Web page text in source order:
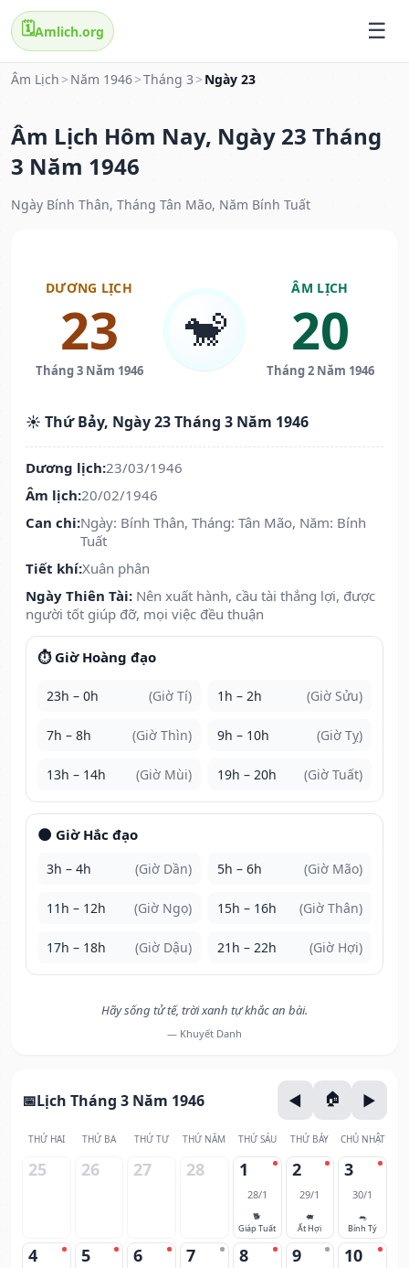
🗓️Amlich.org
Âm Lịch > Năm 1946>Tháng 3 > Ngày 23
Âm Lịch Hôm Nay, Ngày 23 Tháng
3 Năm 1946
Ngày Bính Thân, Tháng Tân Mão, Năm Bính Tuất
DƯƠNG LỊCH
23
Tháng 3 Năm 1946
🐒
ÂM LỊCH
20
Tháng 2 Năm 1946
☀️ Thứ Bảy, Ngày 23 Tháng 3 Năm 1946
Dương lịch:23/03/1946
Âm lịch:20/02/1946
Can chi:Ngày: Bính Thân, Tháng: Tân Mão, Năm: Bính
Tuất
Tiết khí:Xuân phân
Ngày Thiên Tài: Nên xuất hành, cầu tài thắng lợi, được
người tốt giúp đỡ, mọi việc đều thuận
⏱️ Giờ Hoàng đạo
23h – 0h (Giờ Tí) 1h – 2h (Giờ Sửu)
7h – 8h (Giờ Thìn) 9h – 10h (Giờ Tỵ)
13h – 14h (Giờ Mùi) 19h – 20h (Giờ Tuất)
🌑 Giờ Hắc đạo
3h – 4h (Giờ Dần) 5h – 6h (Giờ Mão)
11h – 12h (Giờ Ngọ) 15h – 16h (Giờ Thân)
17h – 18h (Giờ Dậu) 21h – 22h (Giờ Hợi)
Hãy sống tử tế, trời xanh tự khắc an bài.
— Khuyết Danh
Lịch Tháng 3 Năm 1946
THỨ HAI THỨ BA THỨ TƯ THỨ NĂM THỨ SÁU THỨ BẢY CHỦ NHẬT
25 26 27 28 1
28/1
🐕
Giáp Tuất
2
29/1
🐖
Ất Hợi
3
30/1
🐀
Bính Tý
4 5 6 7 8 9 10